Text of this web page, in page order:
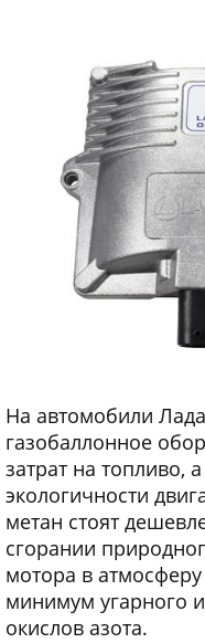
На автомобили
газобаллонное
затрат на топливо,
экологичности
метан стоят
сгорании
мотора в
минимум угарного и
окислов азота.